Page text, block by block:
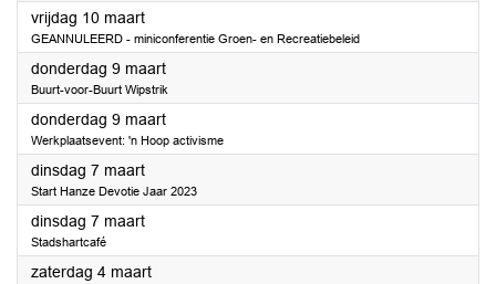
vrijdag 10 maart2023
GEANNULEERD - miniconferentie Groen- en Recreatiebeleid
donderdag 9 maart2023
Buurt-voor-Buurt Wipstrik
donderdag 9 maart2023
Werkplaatsevent: 'n Hoop activisme
dinsdag 7 maart2023
Start Hanze Devotie Jaar 2023
dinsdag 7 maart2023
Stadshartcafé
zaterdag 4 maart2023